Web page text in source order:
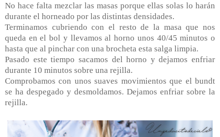
No hace falta mezclar las masas porque ellas solas lo harán
durante el horneado por las distintas densidades.
Terminamos cubriendo con el resto de la masa que nos
queda en el bol y llevamos al horno unos 40/45 minutos o
hasta que al pinchar con una brocheta esta salga limpia.
Pasado este tiempo sacamos del horno y dejamos enfriar
durante 10 minutos sobre una rejilla.
Comprobamos con unos suaves movimientos que el bundt
se ha despegado y desmoldamos. Dejamos enfriar sobre la
rejilla.